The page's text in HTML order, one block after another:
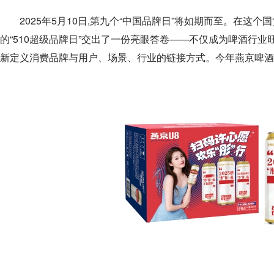
2025年5月10日,第九个“中国品牌日”将如期而至。在这个
的“510超级品牌日”交出了一份亮眼答卷——不仅成为啤酒行业
新定义消费品牌与用户、场景、行业的链接方式。今年燕京啤